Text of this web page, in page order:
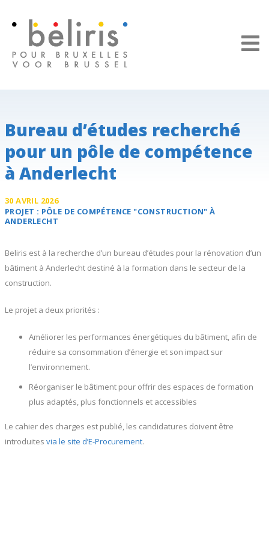
Bureau d’études recherché
pour un pôle de compétence
à Anderlecht
30 AVRIL 2026
PROJET : PÔLE DE COMPÉTENCE "CONSTRUCTION" À
ANDERLECHT
Beliris est à la recherche d’un bureau d’études pour la rénovation d’un
bâtiment à Anderlecht destiné à la formation dans le secteur de la
construction.
Le projet a deux priorités :
Améliorer les performances énergétiques du bâtiment, afin de
réduire sa consommation d’énergie et son impact sur
l’environnement.
Réorganiser le bâtiment pour offrir des espaces de formation
plus adaptés, plus fonctionnels et accessibles
Le cahier des charges est publié, les candidatures doivent être
introduites via le site d’E-Procurement.